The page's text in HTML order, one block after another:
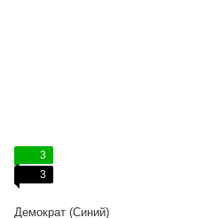
3
3
Демократ (Синий)